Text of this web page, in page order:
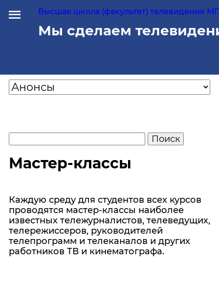
Высшая школа (факультет) телевидения
Мы сделаем
Мастер-классы
Каждую среду для студентов всех курсов
проводятся мастер-классы наиболее
известных тележурналистов, телеведущих,
телережиссеров, руководителей
телепрограмм и телеканалов и других
работников ТВ и кинематографа.